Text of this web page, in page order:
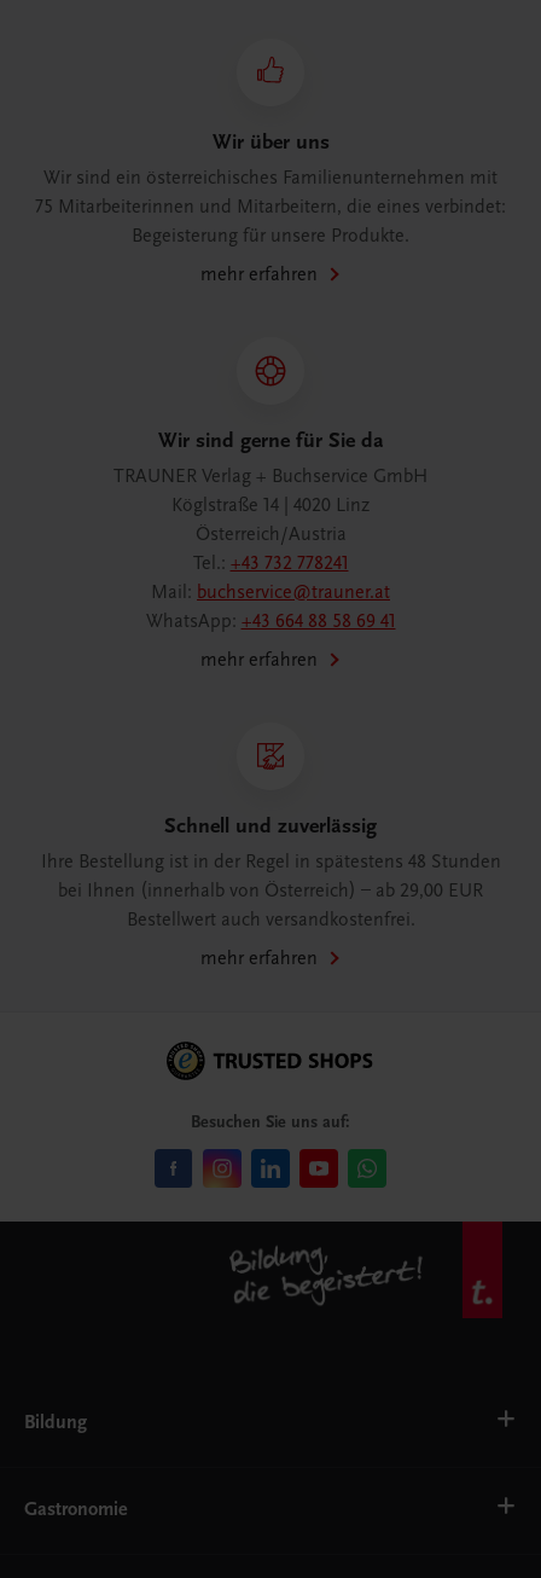
Wir über uns
Wir sind ein österreichisches Familienunternehmen mit
75 Mitarbeiterinnen und Mitarbeitern, die eines verbindet:
Begeisterung für unsere Produkte.
mehr erfahren
Wir sind gerne für Sie da
TRAUNER Verlag + Buchservice GmbH
Köglstraße 14 | 4020 Linz
Österreich/Austria
Tel.: +43 732 778241
Mail: buchservice@trauner.at
WhatsApp: +43 664 88 58 69 41
mehr erfahren
Schnell und zuverlässig
Ihre Bestellung ist in der Regel in spätestens 48 Stunden
bei Ihnen (innerhalb von Österreich) – ab 29,00 EUR
Bestellwert auch versandkostenfrei.
mehr erfahren
Besuchen Sie uns auf:
Bildung
Ernährung
Gastronomie